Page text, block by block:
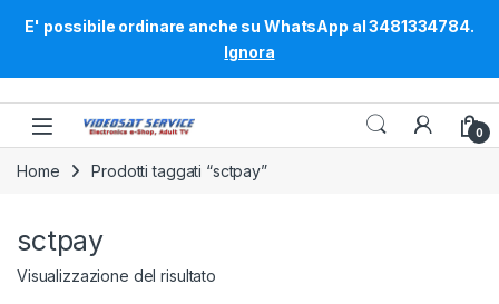
E' possibile ordinare anche su WhatsApp al 3481334784.
Ignora
Skip to navigation
Skip to content
0
Home Prodotti taggati “sctpay”
sctpay
Visualizzazione del risultato